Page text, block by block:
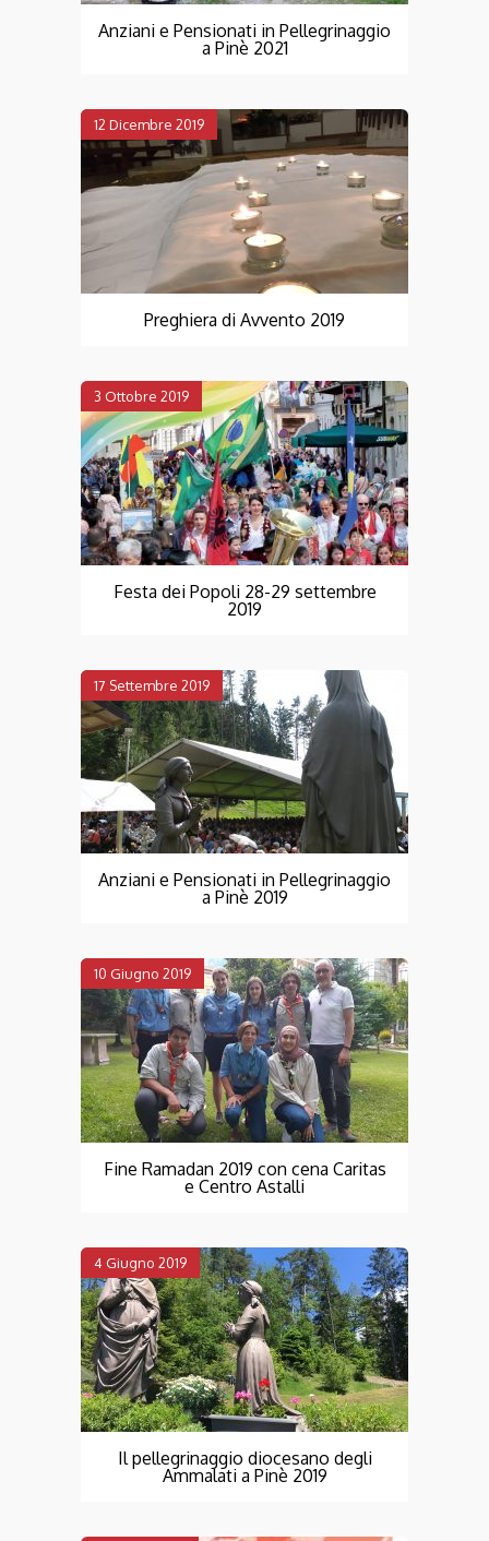
Anziani e Pensionati in Pellegrinaggio
a Pinè 2021
12 Dicembre 2019
Preghiera di Avvento 2019
3 Ottobre 2019
Festa dei Popoli 28-29 settembre
2019
17 Settembre 2019
Anziani e Pensionati in Pellegrinaggio
a Pinè 2019
10 Giugno 2019
Fine Ramadan 2019 con cena Caritas
e Centro Astalli
4 Giugno 2019
Il pellegrinaggio diocesano degli
Ammalati a Pinè 2019